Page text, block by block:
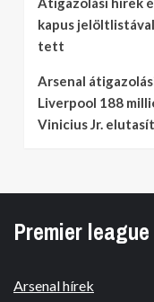
kapus
tett
Arsenal
Liverpool 188
Vinicius Jr.
Premier league
Arsenal hírek